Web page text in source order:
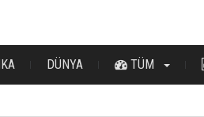
DÜNYA TÜM